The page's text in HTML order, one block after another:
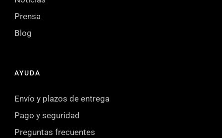
Prensa
Blog
AYUDA
Envío y plazos de entrega
Pago y seguridad
Preguntas frecuentes